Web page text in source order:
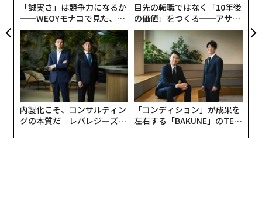
「誠実さ」は競争力になるか
──WEOYモナコで見た、く
ら寿司の経営哲学
目先の転職ではなく「10年後
の価値」をつくる──アサイ
ンの長期伴走型支援とは
内製化こそ、コンサルティン
グの本質だ レバレジーズが
「コンディション」が成果を
左右する――「BAKUNE」のTEN